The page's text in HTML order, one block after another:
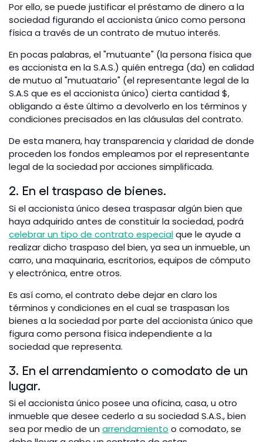
Por ello, se puede justificar el préstamo de dinero a la
sociedad figurando el accionista único como persona
física a través de un contrato de mutuo interés.
En pocas palabras, el "mutuante" (la persona física que
es accionista en la S.A.S.) quién entrega (da) en calidad
de mutuo al "mutuatario" (el representante legal de la
S.A.S que es el accionista único) cierta cantidad $,
obligando a éste último a devolverlo en los términos y
condiciones precisados en las cláusulas del contrato.
De esta manera, hay transparencia y claridad de donde
proceden los fondos empleamos por el representante
legal de la sociedad por acciones simplificada.
2. En el traspaso de bienes.
Si el accionista único desea traspasar algún bien que
haya adquirido antes de constituir la sociedad, podrá
celebrar un tipo de contrato especialque le ayude a
realizar dicho traspaso del bien, ya sea un inmueble, un
carro, una maquinaria, escritorios, equipos de cómputo
y electrónica, entre otros.
Es así como, el contrato debe dejar en claro los
términos y condiciones en el cual se traspasan los
bienes a la sociedad por parte del accionista único que
figura como persona física independiente a la
sociedad que representa.
3. En el arrendamiento o comodato de un
lugar.
Si el accionista único posee una oficina, casa, u otro
inmueble que desee cederlo a su sociedad S.A.S., bien
sea por medio de un arrendamiento o comodato, se